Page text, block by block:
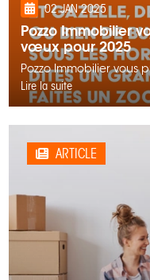
02 JAN 2025
Pozzo Immobilier
vœux pour 2025
Pozzo Immobilier vous
Lire la suite
ARTICLE